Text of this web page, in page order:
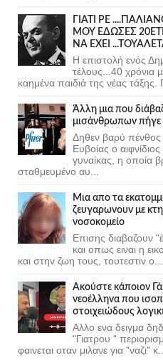
ΓΙΑΤΙ ΡΕ
ΜΟΥ ΕΔΩΣΕΣ
ΝΑ ΕΧΕΙ
Η επιστολή ενός
τέλους...40 χρόνια
καημένα παιδιά της νέας τάξης.
Άλλη μια που
μισάνθρωπων πήγε
Δηθεν βαρύ
Ευβοίας ο
γυναίκας, η οποία
σταθμευμένο αυ...
Μια απο τα
ζευγαρωνουν με
νοσοκομείο
Επισης διαβαζουν
και οπως ειναι η
και στην ζωη τους, τουτεστιν ο...
Ακούστε κάποιον
νεοέλληνα που
στοιχειώδους
Αλλο ενα δειγμα
"Γιατρου "
φαινεται οταν μιλανε για "ναζι" κ...